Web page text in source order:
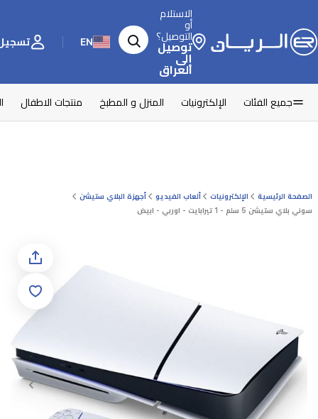
الاستلام
أو
التوصيل؟
توصيل
إلى
العراق
EN تسجيل
جميع الفئات الإلكترونيات المنزل و المطبخ منتجات الاطفال
الصفحة الرئيسية الإلكترونيات ألعاب الفيديو
أجهزة البلاي ستيشن
سوني بلاي ستيشن 5 سلم - 1 تيرابايت - اوربي - ابيض